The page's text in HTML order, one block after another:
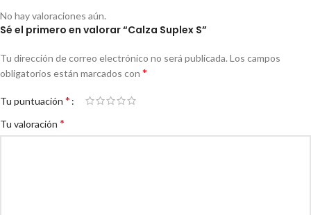
No hay valoraciones aún.
Sé el primero en valorar “Calza Suplex S”
Tu dirección de correo electrónico no será publicada. Los campos
obligatorios están marcados con *
Tu puntuación *
Tu valoración *